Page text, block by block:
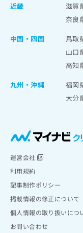
近畿
滋賀
奈良
中国・四国
鳥取
山口
高知
九州・沖縄
福岡
大分
運営会社
利用規約
記事制作ポリシー
掲載情報の修正について
個人情報の取り扱いにつ
お問い合わせ